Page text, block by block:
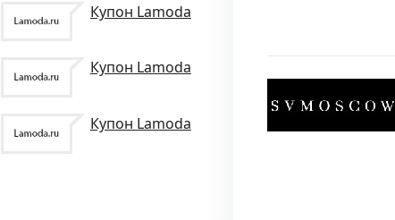
Купон Lamoda
Купон Lamoda
Купон Lamoda